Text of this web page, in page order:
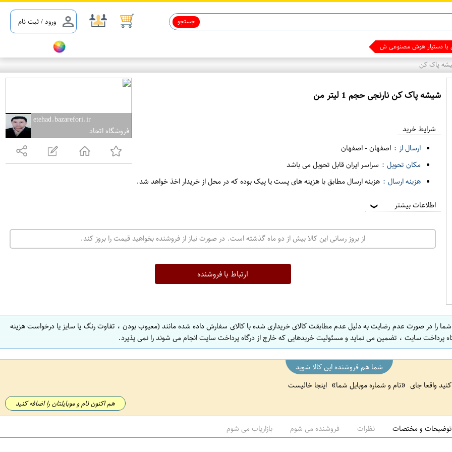
ورود / ثبت نام جستجو
با دستیار هوش مصنوعی شوید
پاک کن
etehad.bazarefori.ir
فروشگاه اتحاد
شیشه پاک کن نارنجی حجم 1 لیتر من
ف
و
ت
ه
ص
ف
ه
ا
ن
ا
ف
ه
شرایط خرید
ارسال از : اصفهان-اصفهان
مکان تحویل : سراسر ایران قابل تحویل می باشد
هزینه ارسال : هزینه ارسال مطابق با هزینه های پست یا پیک بوده که در محل از خریدار اخذ خواهد شد.
اطلاعات بیشتر ❯
از بروز رسانی این کالا بیش از دو ماه گذشته است. در صورت نیاز از فروشنده بخواهید قیمت را بروز کند.
ارتباط با فروشنده
شما را در صورت عدم رضایت به دلیل عدم مطابقت کالای خریداری شده با کالای سفارش داده شده مانند (معیوب بودن ، تفاوت رنگ یا سایز یا درخواست هزینه
پرداخت سایت ، تضمین می نماید و مسئولیت خریدهایی که خارج از درگاه پرداخت سایت انجام می شوند را نمی پذیرد.
شما هم فروشنده این کالا شوید
واقعا جای
نام و شماره موبایل شما اینجا خالیست
هم اکنون نام و موبایلتان را اضافه کنید
توضیحات و مختصات نظرات فروشنده می شوم بازاریاب می شوم